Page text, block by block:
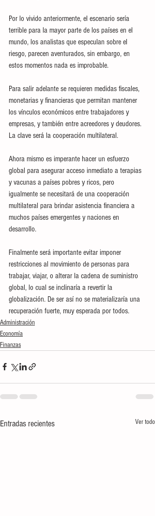
Por lo vivido anteriormente, el escenario sería
terrible para la mayor parte de los países en el
mundo, los analistas que especulan sobre el
riesgo, parecen aventurados, sin embargo, en
estos momentos nada es improbable.
Para salir adelante se requieren medidas fiscales,
monetarias y financieras que permitan mantener
los vínculos económicos entre trabajadores y
empresas, y también entre acreedores y deudores.
La clave será la cooperación multilateral.
Ahora mismo es imperante hacer un esfuerzo
global para asegurar acceso inmediato a terapias
y vacunas a países pobres y ricos, pero
igualmente se necesitará de una cooperación
multilateral para brindar asistencia financiera a
muchos países emergentes y naciones en
desarrollo.
Finalmente será importante evitar imponer
restricciones al movimiento de personas para
trabajar, viajar, o alterar la cadena de suministro
global, lo cual se inclinaría a revertir la
globalización. De ser así no se materializaría una
recuperación fuerte, muy esperada por todos.
Administración
Economía
Finanzas
Entradas recientes Ver todo